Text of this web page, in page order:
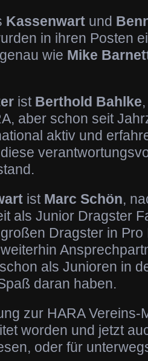
Kassenwart und
in ihren Posten
wie Mike
ist Berthold Bahlke
aber schon seit
aktiv und
ist Marc Schön,
als Junior Dragster
Dragster in Pro
als Junioren in
daran haben.
zur HARA
worden und jetzt
oder für